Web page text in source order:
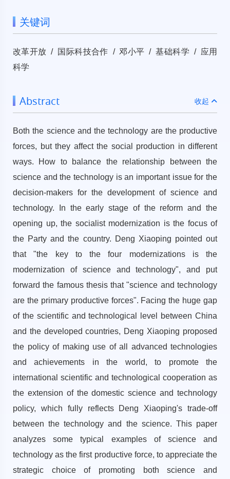
关键词
改革开放 / 国际科技合作 / 邓小平 / 基础科学 / 应用
科学
Abstract 收起
Both the science and the technology are the productive
forces, but they affect the social production in different
ways. How to balance the relationship between the
science and the technology is an important issue for the
decision-makers for the development of science and
technology. In the early stage of the reform and the
opening up, the socialist modernization is the focus of
the Party and the country. Deng Xiaoping pointed out
that "the key to the four modernizations is the
modernization of science and technology", and put
forward the famous thesis that "science and technology
are the primary productive forces". Facing the huge gap
of the scientific and technological level between China
and the developed countries, Deng Xiaoping proposed
the policy of making use of all advanced technologies
and achievements in the world, to promote the
international scientific and technological cooperation as
the extension of the domestic science and technology
policy, which fully reflects Deng Xiaoping's trade-off
between the technology and the science. This paper
analyzes some typical examples of science and
technology as the first productive force, to appreciate the
strategic choice of promoting both science and